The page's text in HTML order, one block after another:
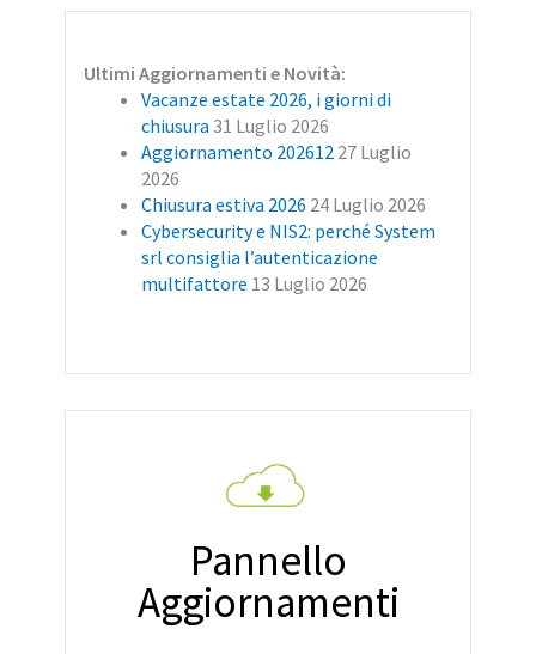
Ultimi Aggiornamenti e Novità:
Vacanze estate 2026, i giorni di
chiusura 31 Luglio 2026
Aggiornamento 202612 27 Luglio
2026
Chiusura estiva 2026 24 Luglio 2026
Cybersecurity e NIS2: perché System
srl consiglia l’autenticazione
multifattore 13 Luglio 2026
Pannello
Aggiornamenti